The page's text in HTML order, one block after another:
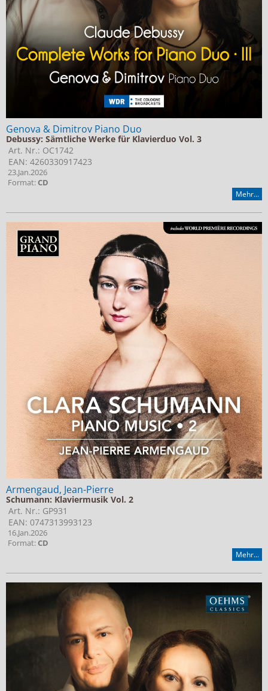
Genova & Dimitrov Piano Duo
Debussy: Sämtliche Werke für Klavierduo Vol. 3
Art. Nr.: OC1742
EAN: 4260330917423
23.Jan.2026
Format:CD
Mehr...
Armengaud, Jean-Pierre
Schumann: Klaviermusik Vol. 2
Art. Nr.: GP931
EAN: 0747313993123
16.Jan.2026
Format:CD
Mehr...